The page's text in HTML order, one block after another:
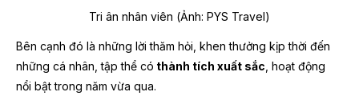
Tri ân nhân viên (Ảnh: PYS Travel)
Bên cạnh đó là những lời thăm hỏi, khen thưởng kịp thời đến
những cá nhân, tập thể có thành tích xuất sắc , hoạt động
nổi bật trong năm vừa qua.